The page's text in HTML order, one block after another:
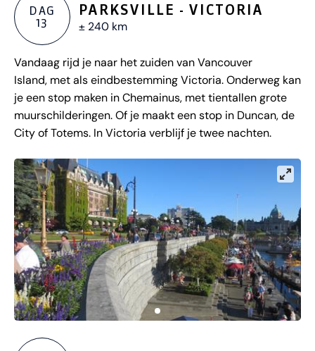
DAG
13
PARKSVILLE - VICTORIA
± 240 km
Vandaag rijd je naar het zuiden van Vancouver
Island, met als eindbestemming Victoria. Onderweg kan
je een stop maken in Chemainus, met tientallen grote
muurschilderingen. Of je maakt een stop in Duncan, de
City of Totems. In Victoria verblijf je twee nachten.